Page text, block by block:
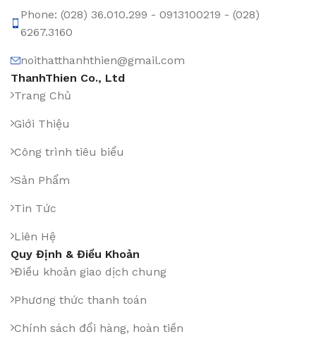
Phone: (028) 36.010.299 - 0913100219 - (028)
6267.3160
noithatthanhthien@gmail.com
ThanhThien Co., Ltd
Trang Chủ
Giới Thiệu
Công trình tiêu biểu
Sản Phẩm
Tin Tức
Liên Hệ
Quy Định & Điều Khoản
Điều khoản giao dịch chung
Phương thức thanh toán
Chính sách đổi hàng, hoàn tiền